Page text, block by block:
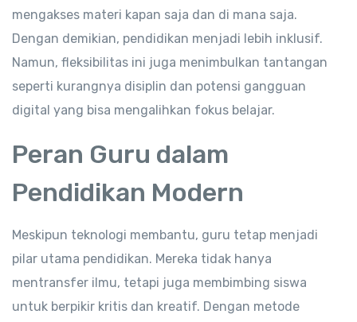
mengakses materi kapan saja dan di mana saja.
Dengan demikian, pendidikan menjadi lebih inklusif.
Namun, fleksibilitas ini juga menimbulkan tantangan
seperti kurangnya disiplin dan potensi gangguan
digital yang bisa mengalihkan fokus belajar.
Peran Guru dalam
Pendidikan Modern
Meskipun teknologi membantu, guru tetap menjadi
pilar utama pendidikan. Mereka tidak hanya
mentransfer ilmu, tetapi juga membimbing siswa
untuk berpikir kritis dan kreatif. Dengan metode